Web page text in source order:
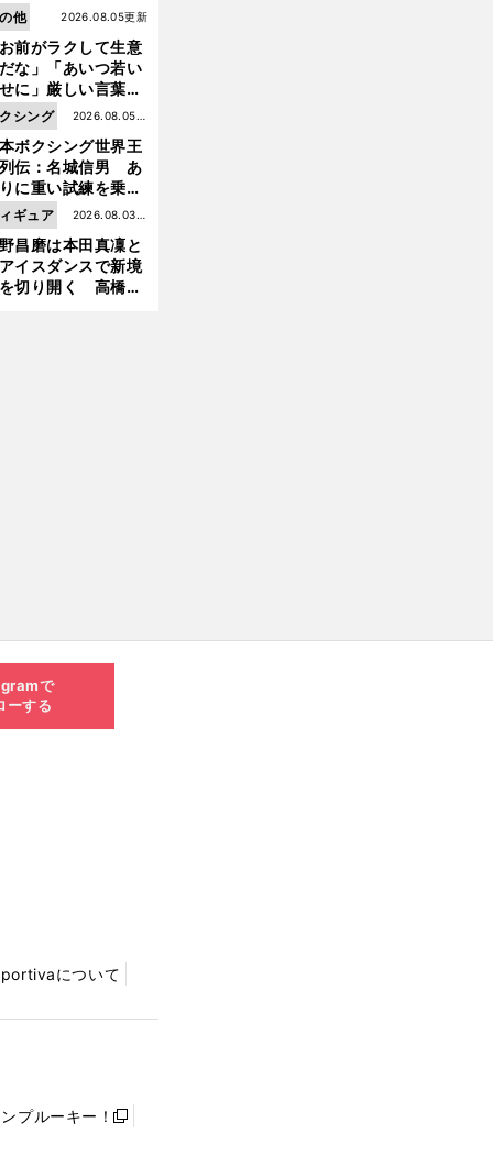
競輪人生に影響を
る伏見俊昭の死に
及
前がラクして生意
な」「あいつ若い
に」厳しい言葉を
せられるも佐藤慎
が貫いた誇りとフ
への思い
2026.08.05更新
他
ボクシング世界王
伝：名城信男 あ
に重い試練を乗り
「大胆さ」と「巧
で築いた時代
2026.08.05更
新
シング
昌磨は本田真凜と
イスダンスで新境
切り開く 高橋大
2026.08.03更
新
ギュア
で
ーする
について
プルーキー！
新